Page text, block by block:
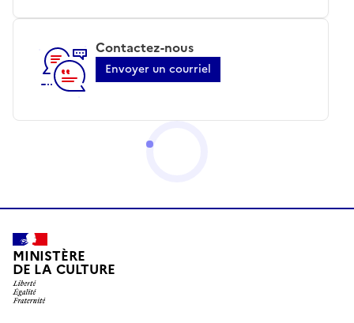
Contactez-nous
Envoyer un courriel
MINISTÈRE
DE LA CULTURE